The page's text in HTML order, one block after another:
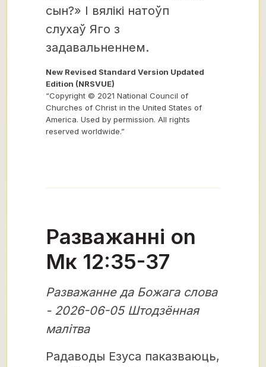
сын?» І вялікі натоўп
слухаў Яго з
задавальненнем.
New Revised Standard Version Updated
Edition (NRSVUE)
“Copyright © 2021 National Council of
Churches of Christ in the United States of
America. Used by permission. All rights
reserved worldwide.”
Разважанні on
Mк 12:35-37
Разважанне да Божага слова
- 2026-06-05 Штодзённая
малітва
Радаводы Езуса паказваюць,